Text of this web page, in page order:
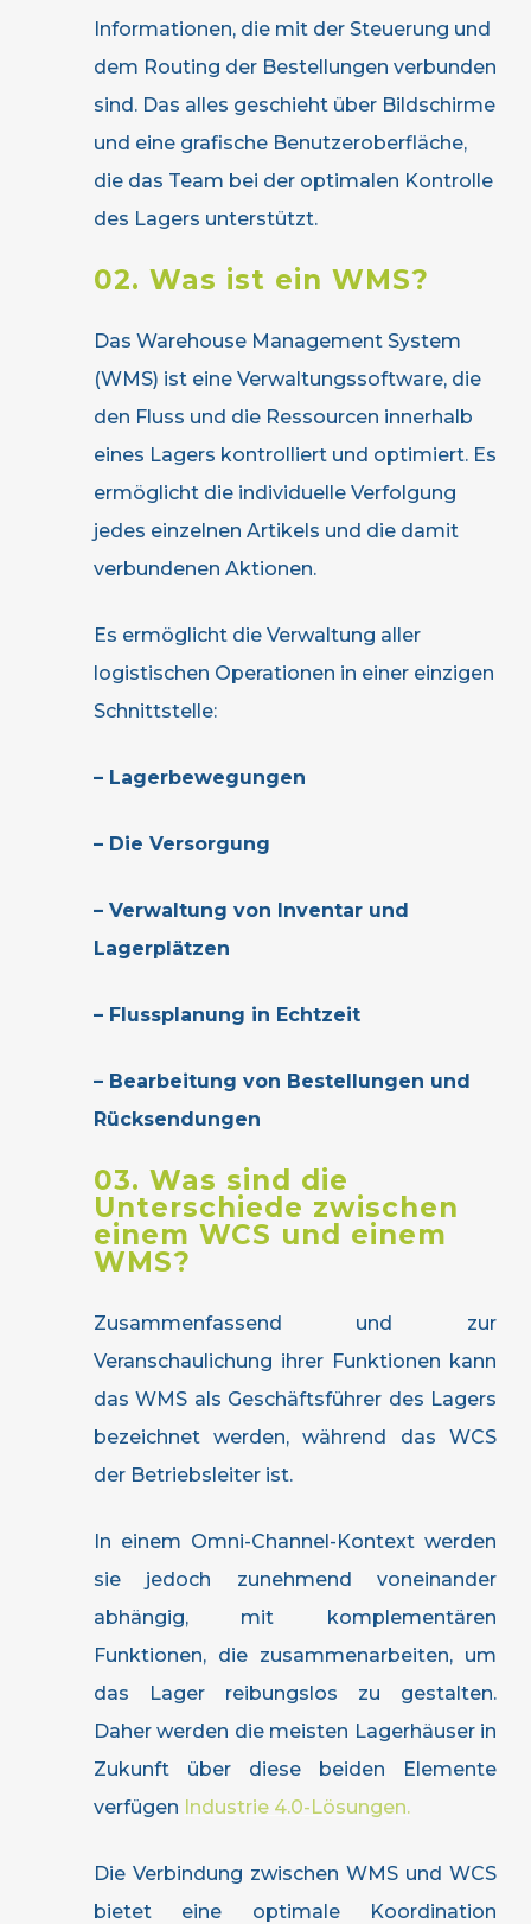
Informationen, die mit der Steuerung und
dem Routing der Bestellungen verbunden
sind. Das alles geschieht über Bildschirme
und eine grafische Benutzeroberfläche,
die das Team bei der optimalen Kontrolle
des Lagers unterstützt.
02. Was ist ein WMS?
Das Warehouse Management System
(WMS) ist eine Verwaltungssoftware, die
den Fluss und die Ressourcen innerhalb
eines Lagers kontrolliert und optimiert. Es
ermöglicht die individuelle Verfolgung
jedes einzelnen Artikels und die damit
verbundenen Aktionen.
Es ermöglicht die Verwaltung aller
logistischen Operationen in einer einzigen
Schnittstelle:
– Lagerbewegungen
– Die Versorgung
– Verwaltung von Inventar und
Lagerplätzen
– Flussplanung in Echtzeit
– Bearbeitung von Bestellungen und
Rücksendungen
03. Was sind die
Unterschiede zwischen
einem WCS und einem
WMS?
Zusammenfassend und zur
Veranschaulichung ihrer Funktionen kann
das WMS als Geschäftsführer des Lagers
bezeichnet werden, während das WCS
der Betriebsleiter ist.
In einem Omni-Channel-Kontext werden
sie jedoch zunehmend voneinander
abhängig, mit komplementären
Funktionen, die zusammenarbeiten, um
das Lager reibungslos zu gestalten.
Daher werden die meisten Lagerhäuser in
Zukunft über diese beiden Elemente
verfügen Industrie 4.0-Lösungen.
Die Verbindung zwischen WMS und WCS
bietet eine optimale Koordination